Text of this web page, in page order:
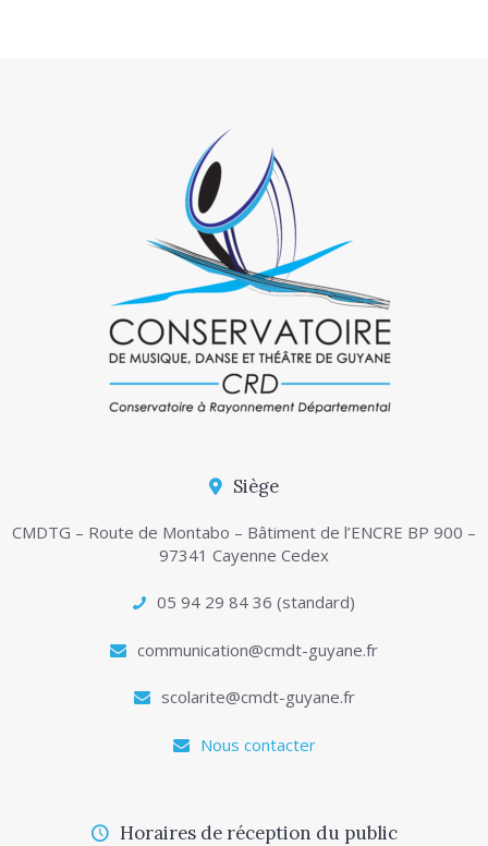
Siège
CMDTG – Route de Montabo – Bâtiment de l’ENCRE BP 900 –
97341 Cayenne Cedex
05 94 29 84 36 (standard)
communication@cmdt-guyane.fr
scolarite@cmdt-guyane.fr
Nous contacter
Horaires de réception du public